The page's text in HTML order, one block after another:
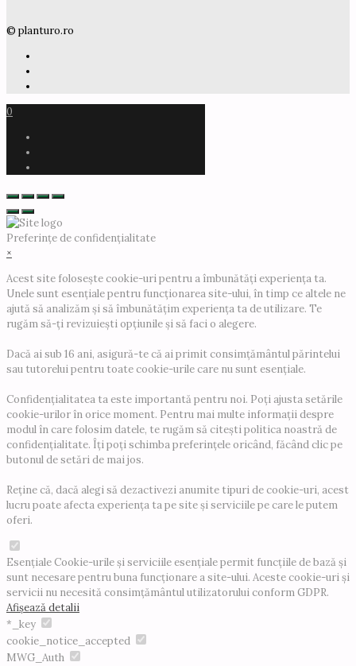
© planturo.ro
0
Preferințe de confidențialitate
×
Acest site folosește cookie-uri pentru a îmbunătăți experiența ta.
Unele sunt esențiale pentru funcționarea site-ului, în timp ce altele ne
ajută să analizăm și să îmbunătățim experiența ta de utilizare. Te
rugăm să-ți revizuiești opțiunile și să faci o alegere.
Dacă ai sub 16 ani, asigură-te că ai primit consimțământul părintelui
sau tutorelui pentru toate cookie-urile care nu sunt esențiale.
Confidențialitatea ta este importantă pentru noi. Poți ajusta setările
cookie-urilor în orice moment. Pentru mai multe informații despre
modul în care folosim datele, te rugăm să citești politica noastră de
confidențialitate. Îți poți schimba preferințele oricând, făcând clic pe
butonul de setări de mai jos.
Reține că, dacă alegi să dezactivezi anumite tipuri de cookie-uri, acest
lucru poate afecta experiența ta pe site și serviciile pe care le putem
oferi.
EsențialeCookie-urile și serviciile esențiale permit funcțiile de bază și
sunt necesare pentru buna funcționare a site-ului. Aceste cookie-uri și
servicii nu necesită consimțământul utilizatorului conform GDPR.
Afișează detalii
*_key
cookie_notice_accepted
MWG_Auth